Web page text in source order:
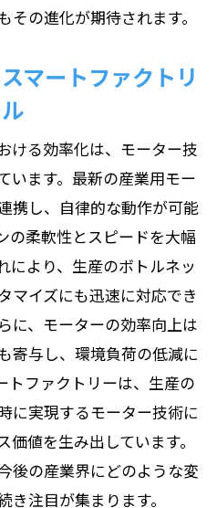
その進化が期待されます。
マートファクトリ
ける効率化は、モーター技
います。最新の産業用モー
携し、自律的な動作が可能
の柔軟性とスピードを大幅
により、生産のボトルネッ
マイズにも迅速に対応でき
に、モーターの効率向上は
寄与し、環境負荷の低減に
トファクトリーは、生産の
に実現するモーター技術に
値を生み出しています。
後の産業界にどのような変
注目が集まります。